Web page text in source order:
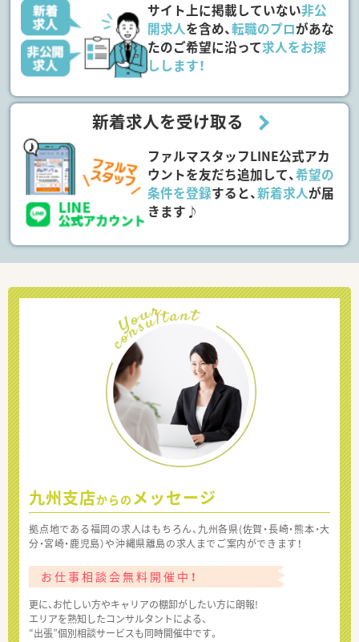
サイト上に掲載していない非公
開求人を含め、転職のプロがあな
たのご希望に沿って求人をお探
しします！
新着求人を受け取る
ファルマスタッフLINE公式アカ
ウントを友だち追加して、希望の
条件を登録すると、新着求人が届
きます♪
九州支店からの メッセージ
拠点地である福岡の求人はもちろん、九州各県(佐賀・長崎・熊本・大
分・宮崎・鹿児島）や沖縄県離島の求人までご案内ができます！
お仕事相談会無料開催中！
更に、お忙しい方やキャリアの棚卸がしたい方に朗報!
エリアを熟知したコンサルタントによる、
“出張”個別相談サービスも同時開催中です。